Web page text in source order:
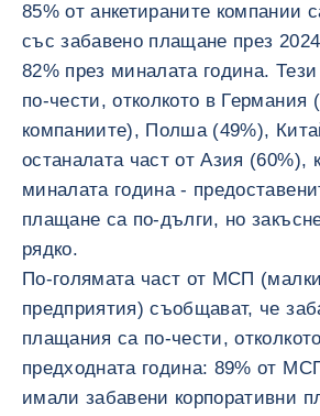
85% от анкетираните компании
със забавено плащане през
82% през миналата година.
по-чести, отколкото в Германия
компаниите), Полша (49%),
останалата част от Азия (60%),
миналата година -
плащане са по-дълги, но
рядко.
По-голямата част от МСП
предприятия) съобщават, че
плащания са по-чести,
предходната година: 89% от
имали забавени корпоративни